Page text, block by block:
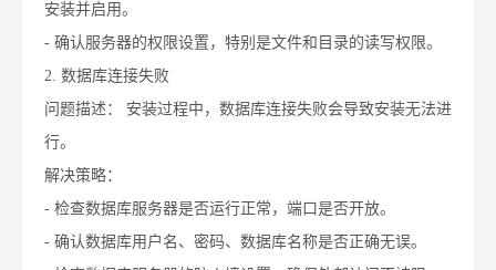
安装并启用。
- 确认服务器的权限设置，特别是文件和目录的读写权限。
2. 数据库连接失败
问题描述： 安装过程中，数据库连接失败会导致安装无法进
行。
解决策略：
- 检查数据库服务器是否运行正常，端口是否开放。
- 确认数据库用户名、密码、数据库名称是否正确无误。